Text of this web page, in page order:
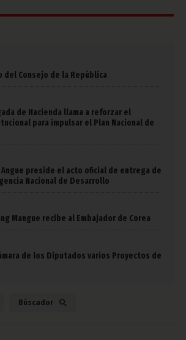
del Consejo de la República
de Hacienda llama a reforzar el
para impulsar el Plan Nacional de
preside el acto oficial de entrega de
Nacional de Desarrollo
Mangue recibe al Embajador de Corea
de los Diputados varios Proyectos de
Búscador